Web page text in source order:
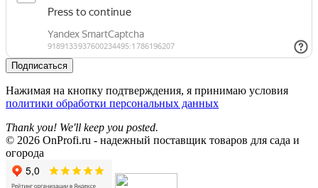
Подписаться
Нажимая на кнопку подтверждения, я принимаю условия
политики обработки персональных данных
Thank you! We'll keep you posted.
© 2026 OnProfi.ru - надежный поставщик товаров для сада и
огорода